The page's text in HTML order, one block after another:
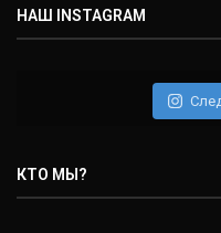
НАШ INSTAGRAM
КТО МЫ?